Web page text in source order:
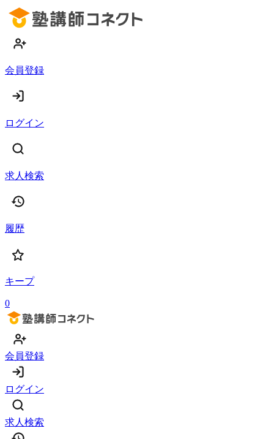
会員登録
ログイン
求人検索
履歴
キープ
0
会員登録
ログイン
求人検索